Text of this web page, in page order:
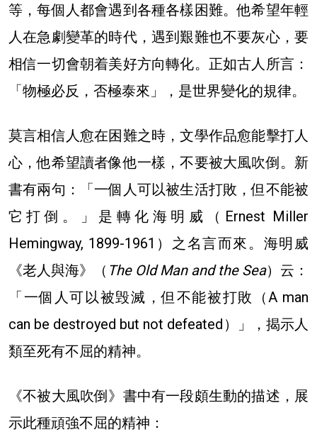
等，每個人都會遇到各種各樣困難。他希望年輕
人在急劇變革的時代，遇到艱難也不要灰心，要
相信一切會朝着美好方向轉化。正如古人所言：
「物極必反，否極泰來」，是世界變化的規律。
莫言相信人愈在困難之時，文學作品愈能擊打人
心，他希望讀者像他一樣，不要被大風吹倒。新
書有兩句：「一個人可以被生活打敗，但不能被
它打倒。」是轉化海明威（Ernest Miller
Hemingway, 1899-1961）之名言而來。海明威
《老人與海》（ The Old Man and the Sea）云：
「一個人可以被毁滅，但不能被打敗（A man
can be destroyed but not defeated）」，揭示人
類至死有不屈的精神。
《不被大風吹倒》書中有一段頗生動的描述，展
示此種頑強不屈的精神：